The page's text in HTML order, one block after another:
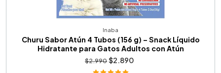
Inaba
Churu Sabor Atún 4 Tubos (156 g) – Snack Líquido
Hidratante para Gatos Adultos con Atún
$2.990$2.890